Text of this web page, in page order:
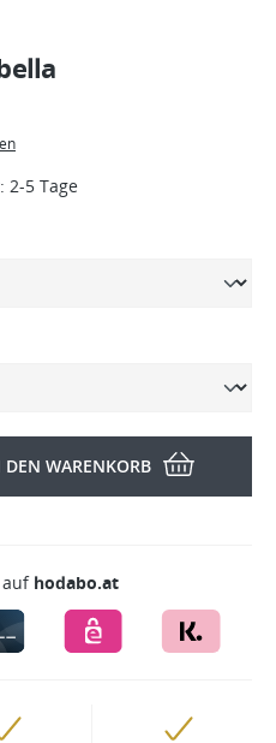
2-5 Tage
DEN WARENKORB
auf hodabo.at